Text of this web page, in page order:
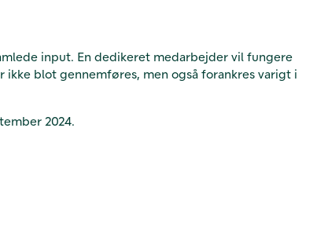
input. En dedikeret medarbejder vil fungere
blot gennemføres, men også forankres varigt i
2024.